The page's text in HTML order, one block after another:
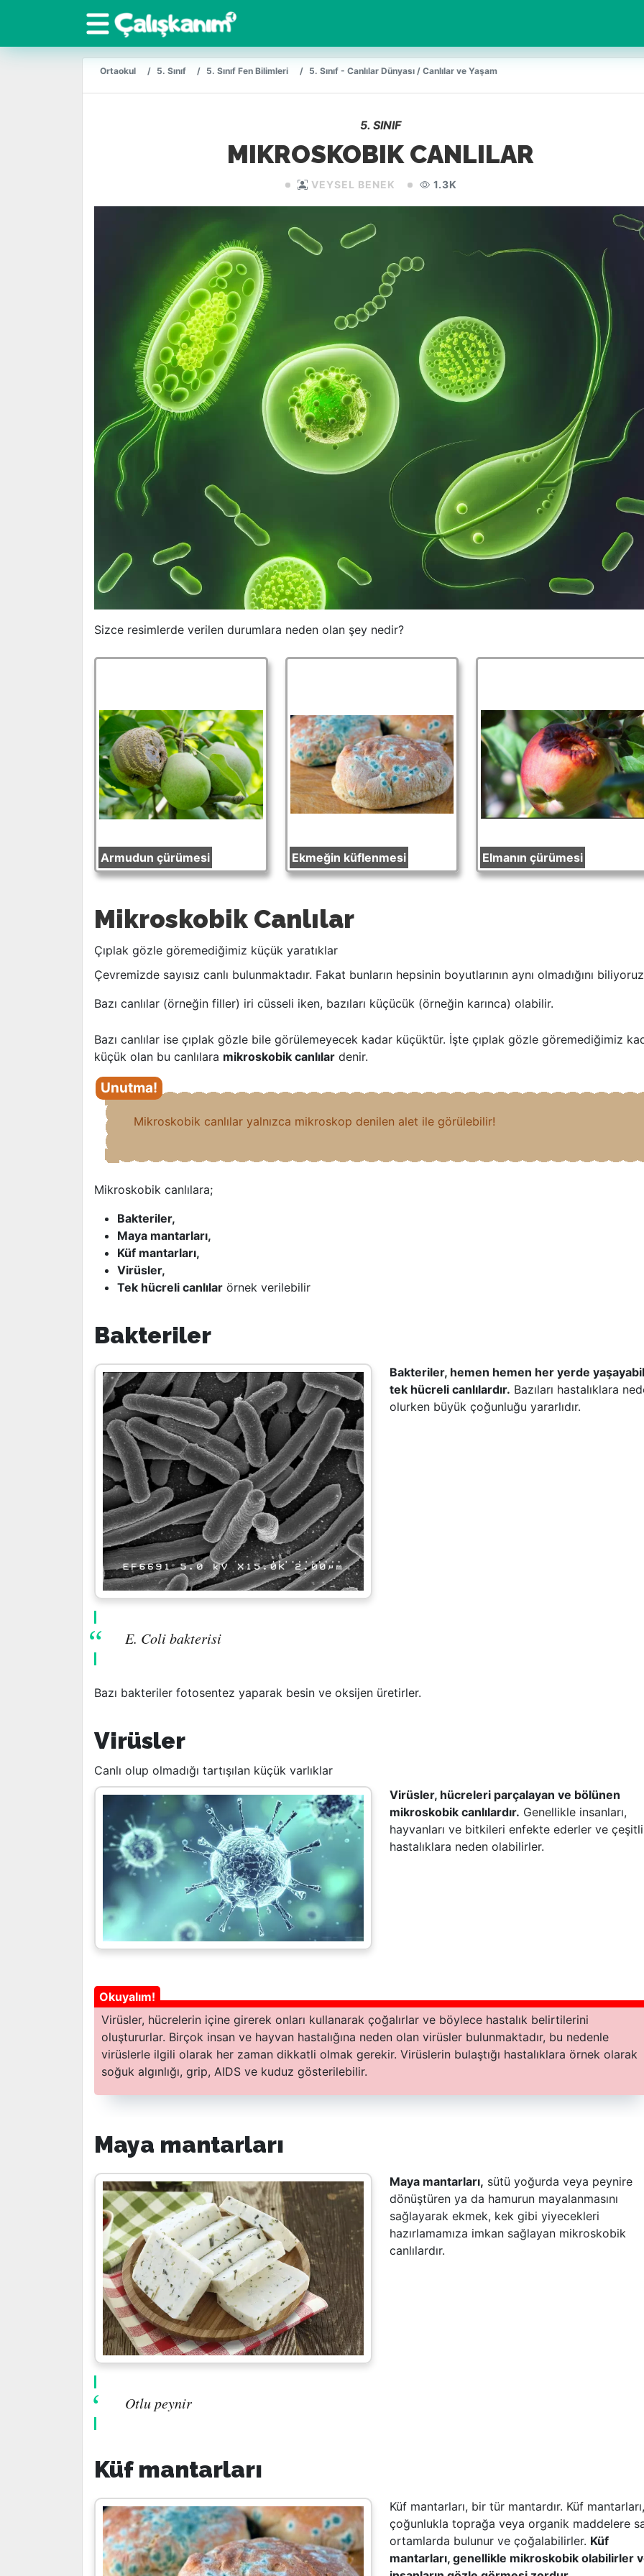
Ortaokul 5. Sınıf 5. Sınıf Fen Bilimleri 5. Sınıf - Canlılar Dünyası / Canlılar ve Yaşam
5. SINIF
MIKROSKOBIK CANLILAR
VEYSEL BENEK 1.3K
Sizce resimlerde verilen durumlara neden olan şey nedir?
Armudun çürümesi Ekmeğin küflenmesi Elmanın çürümesi
Mikroskobik Canlılar
Çıplak gözle göremediğimiz küçük yaratıklar
Çevremizde sayısız canlı bulunmaktadır. Fakat bunların hepsinin boyutlarının aynı olmadığını
Bazı canlılar (örneğin filler) iri cüsseli iken, bazıları küçücük (örneğin karınca) olabilir.
Bazı canlılar ise çıplak gözle bile görülemeyecek kadar küçüktür. İşte çıplak gözle göremediğimiz
küçük olan bu canlılara mikroskobik canlılar denir.
Mikroskobik canlılar yalnızca mikroskop denilen alet ile görülebilir!
Mikroskobik canlılara;
Bakteriler,
Maya mantarları,
Küf mantarları,
Virüsler,
Tek hücreli canlılar örnek verilebilir
Bakteriler
E. Coli bakterisi
Bakteriler, hemen hemen her yerde
tek hücreli canlılardır. Bazıları hastalıklara
olurken büyük çoğunluğu yararlıdır.
Bazı bakteriler fotosentez yaparak besin ve oksijen üretirler.
Virüsler
Canlı olup olmadığı tartışılan küçük varlıklar
Virüsler, hücreleri parçalayan ve bölünen
mikroskobik canlılardır. Genellikle insanları,
hayvanları ve bitkileri enfekte ederler ve çeşitli
hastalıklara neden olabilirler.
Virüsler, hücrelerin içine girerek onları kullanarak çoğalırlar ve böylece hastalık belirtilerini
oluştururlar. Birçok insan ve hayvan hastalığına neden olan virüsler bulunmaktadır, bu nedenle
virüslerle ilgili olarak her zaman dikkatli olmak gerekir. Virüslerin bulaştığı hastalıklara örnek olarak
soğuk algınlığı, grip, AIDS ve kuduz gösterilebilir.
Maya mantarları
Otlu peynir
Maya mantarları, sütü yoğurda veya peynire
dönüştüren ya da hamurun mayalanmasını
sağlayarak ekmek, kek gibi yiyecekleri
hazırlamamıza imkan sağlayan mikroskobik
canlılardır.
Küf mantarları
Küf mantarları, bir tür mantardır. Küf mantarları,
çoğunlukla toprağa veya organik maddelere
ortamlarda bulunur ve çoğalabilirler. Küf
mantarları, genellikle mikroskobik olabilirler